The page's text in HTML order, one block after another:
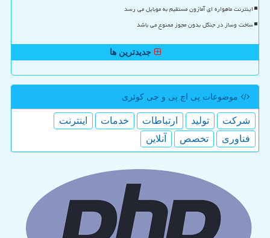
اینترنت ماهواره ای آمازون مستقیم به موبایل می رسد
ساخت وساز در جنگل بدون مجوز ممنوع می باشد
جدیدترین ها
موضوعات پی اچ پی و جی كوئری
شركت تولید ارتباطات خدمات
اینترنت
فناوری
تخصص آنلاین